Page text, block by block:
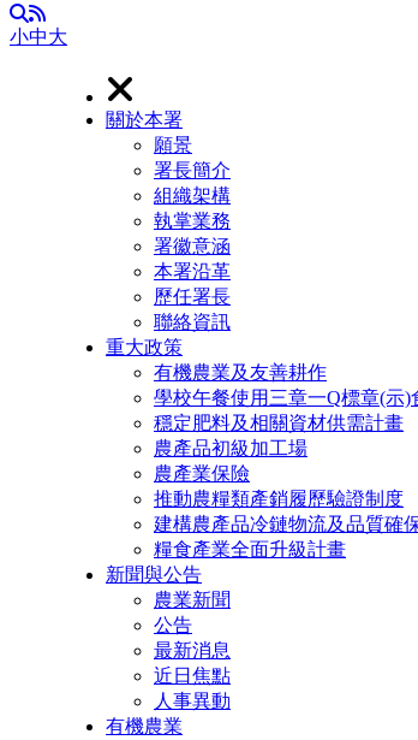
全文檢索
RSS
小中大
關於本署
願景
署長簡介
組織架構
執掌業務
署徽意涵
本署沿革
歷任署長
聯絡資訊
重大政策
有機農業及友善耕作
學校午餐使用三章一Q標章(示)
穩定肥料及相關資材供需計畫
農產品初級加工場
農產業保險
推動農糧類產銷履歷驗證制度
建構農產品冷鏈物流及品質確
糧食產業全面升級計畫
新聞與公告
農業新聞
公告
最新消息
近日焦點
人事異動
有機農業